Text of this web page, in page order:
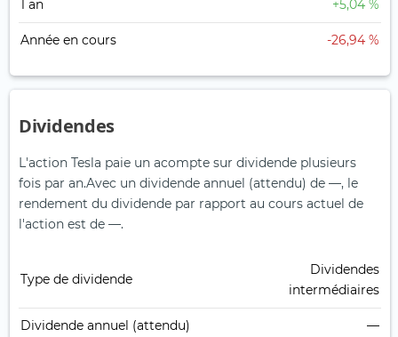
1 an +5,04 %
Année en cours -26,94 %
Dividendes
L'action Tesla paie un acompte sur dividende plusieurs
fois par an.Avec un dividende annuel (attendu) de —, le
rendement du dividende par rapport au cours actuel de
l'action est de —.
Type de dividende
Dividendes
intermédiaires
Dividende annuel (attendu) —